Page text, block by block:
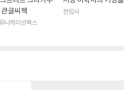
큰글씨책
니케이션북스
현암사